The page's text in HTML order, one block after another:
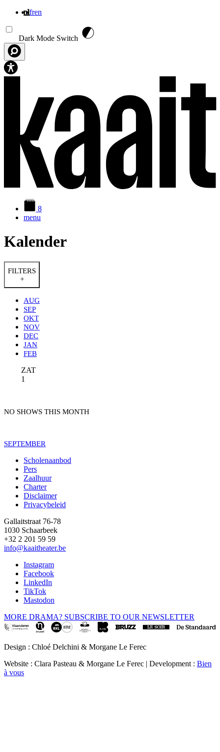
nlfren
Dark Mode Switch
8
menu
Kalender
FILTERS
+
AUG
SEP
OKT
NOV
DEC
JAN
FEB
ZAT
1
NO SHOWS THIS MONTH
SEPTEMBER
Footer
Scholenaanbod
Pers
Zaalhuur
Charter
Disclaimer
Privacybeleid
Gallaitstraat 76-78
1030 Schaarbeek
+32 2 201 59 59
info@kaaitheater.be
Instagram
Facebook
LinkedIn
TikTok
Mastodon
MORE DRAMA? SUBSCRIBE TO OUR NEWSLETTER
Design : Chloé Delchini & Morgane Le Ferec
Website : Clara Pasteau & Morgane Le Ferec | Development : Bien
à vous